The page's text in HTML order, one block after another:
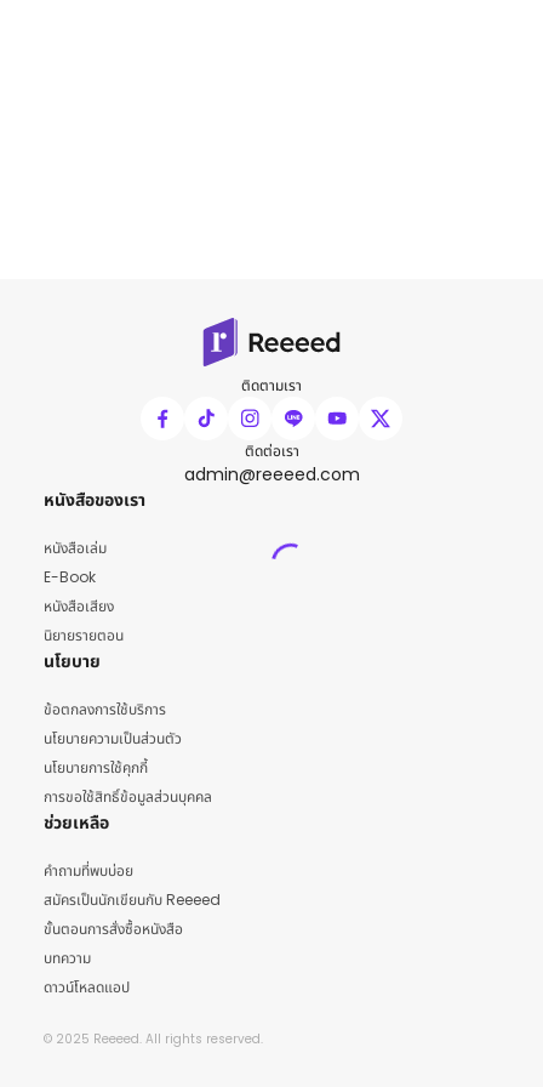
ติดตามเรา
ติดต่อเรา
admin@reeeed.com
หนังสือของเรา
หนังสือเล่ม
E-Book
หนังสือเสียง
นิยายรายตอน
นโยบาย
ข้อตกลงการใช้บริการ
นโยบายความเป็นส่วนตัว
นโยบายการใช้คุกกี้
การขอใช้สิทธิ์ข้อมูลส่วนบุคคล
ช่วยเหลือ
คำถามที่พบบ่อย
สมัครเป็นนักเขียนกับ Reeeed
ขั้นตอนการสั่งซื้อหนังสือ
บทความ
ดาวน์โหลดแอป
© 2025 Reeeed. All rights reserved.